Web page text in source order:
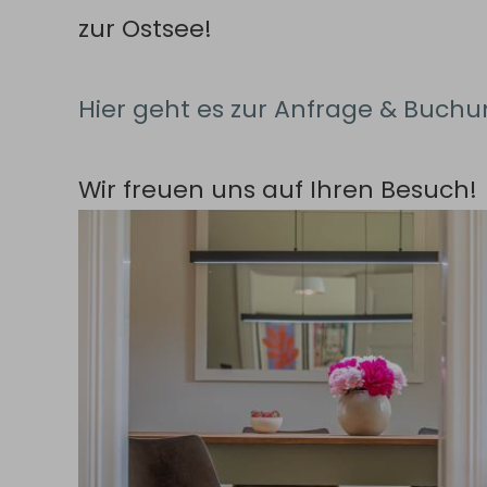
zur Ostsee!
Hier geht es zur Anfrage &
Wir freuen uns auf Ihren Besuch!